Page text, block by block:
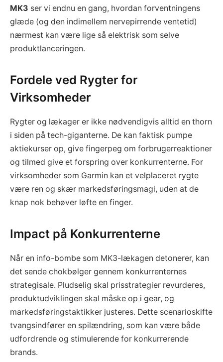
MK3 ser vi endnu en gang, hvordan forventningens
glæde (og den indimellem nervepirrende ventetid)
nærmest kan være lige så elektrisk som selve
produktlanceringen.
Fordele ved Rygter for
Virksomheder
Rygter og lækager er ikke nødvendigvis alltid en thorn
i siden på tech-giganterne. De kan faktisk pumpe
aktiekurser op, give fingerpeg om forbrugerreaktioner
og tilmed give et forspring over konkurrenterne. For
virksomheder som Garmin kan et velplaceret rygte
være ren og skær markedsføringsmagi, uden at de
knap nok behøver løfte en finger.
Impact på Konkurrenterne
Når en info-bombe som MK3-lækagen detonerer, kan
det sende chokbølger gennem konkurrenternes
strategisale. Pludselig skal prisstrategier revurderes,
produktudviklingen skal måske op i gear, og
markedsføringstaktikker justeres. Dette scenarioskifte
tvangsindfører en spilændring, som kan være både
udfordrende og stimulerende for konkurrerende
brands.